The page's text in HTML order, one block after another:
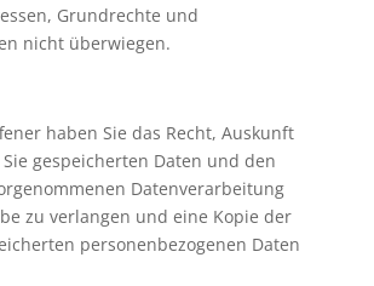
Grundrechte und
nicht überwiegen.
haben Sie das Recht, Auskunft
gespeicherten Daten und den
Datenverarbeitung
zu verlangen und eine Kopie der
personenbezogenen Daten